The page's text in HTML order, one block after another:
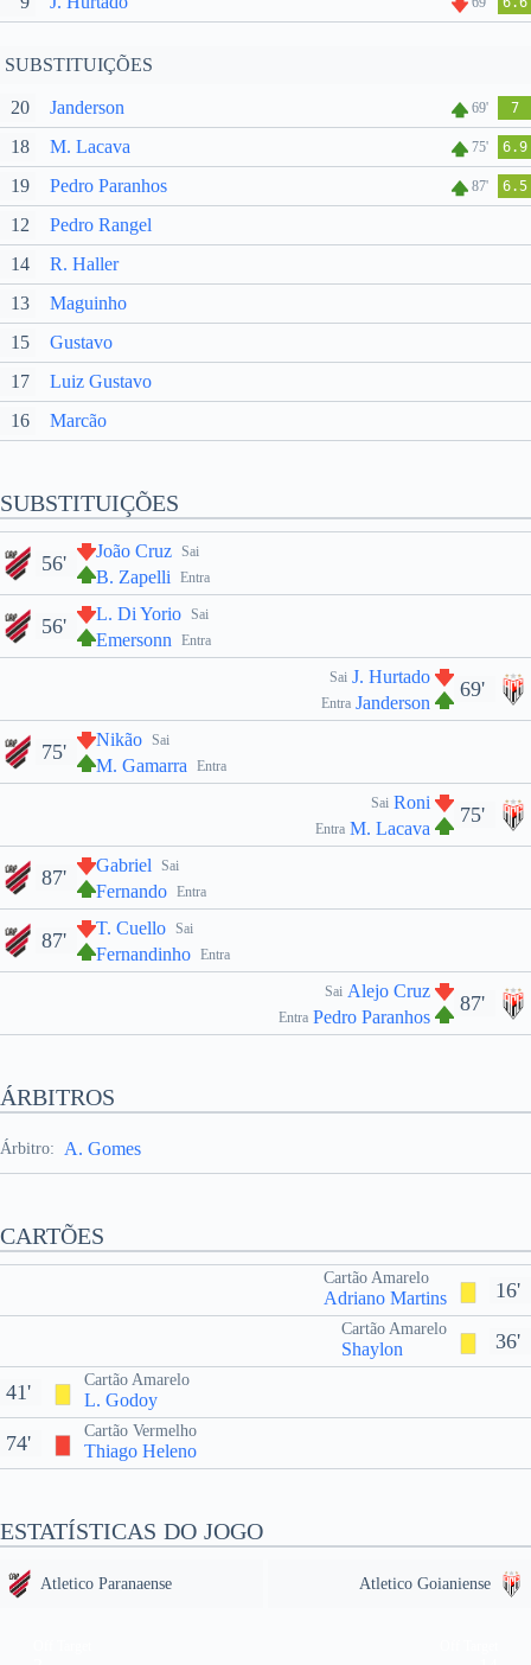
SUBSTITUIÇÕES
20 Janderson 69' 7
18 M. Lacava 75' 6.9
19 Pedro Paranhos 87' 6.5
12
Pedro Rangel
14
R. Haller
13
Maguinho
15
Gustavo
17
Luiz Gustavo
16
Marcão
SUBSTITUIÇÕES
Sai
João Cruz
Entra
B. Zapelli
56'
Sai
L. Di Yorio
Entra
Emersonn
56'
69'
Sai J. Hurtado
Entra Janderson
Sai
Nikão
Entra
M. Gamarra
75'
75'
Sai Roni
Entra M. Lacava
Sai
Gabriel
Entra
Fernando
87'
Sai
T. Cuello
Entra
Fernandinho
87'
87'
Sai Alejo Cruz
Entra Pedro Paranhos
ÁRBITROS
Árbitro: A. Gomes
CARTÕES
16'
Cartão Amarelo
Adriano Martins
36'
Cartão Amarelo
Shaylon
Cartão Amarelo
L. Godoy
41'
Cartão Vermelho
Thiago Heleno
74'
ESTATÍSTICAS DO JOGO
Atletico Paranaense Atletico Goianiense